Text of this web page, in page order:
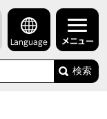
Language メニュー
検索